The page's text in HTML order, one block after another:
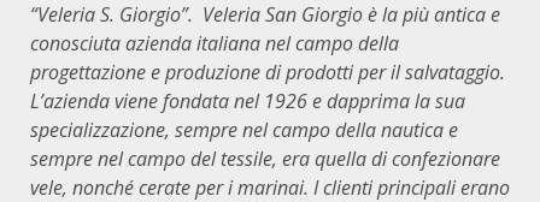
“Veleria S. Giorgio”. Veleria San Giorgio è la più antica e
conosciuta azienda italiana nel campo della
progettazione e produzione di prodotti per il salvataggio.
L’azienda viene fondata nel 1926 e dapprima la sua
specializzazione, sempre nel campo della nautica e
sempre nel campo del tessile, era quella di confezionare
vele, nonché cerate per i marinai. I clienti principali erano